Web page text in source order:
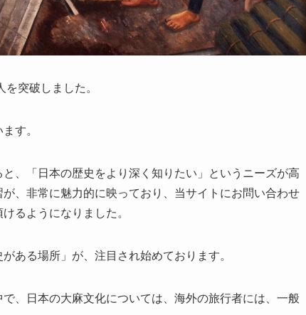
を突破しました。
す。
、「日本の歴史をより深く知りたい」というニーズが高
、非常に魅力的に映っており、当サイトにお問い合わせ
るようになりました。
ある場所」が、注目され始めております。
、日本の大麻文化については、海外の旅行者には、一般